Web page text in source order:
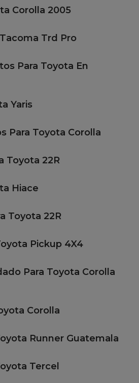
Corolla 2005
Trd Pro
Para Toyota En
Yaris
Para Toyota Corolla
Toyota 22R
Hiace
Toyota 22R
Pickup 4X4
Para Toyota Corolla
Corolla
Runner Guatemala
Tercel